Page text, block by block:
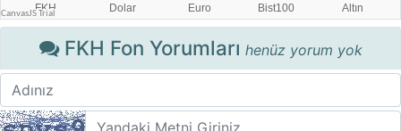
FKH Fon Yorumları henüz yorum yok